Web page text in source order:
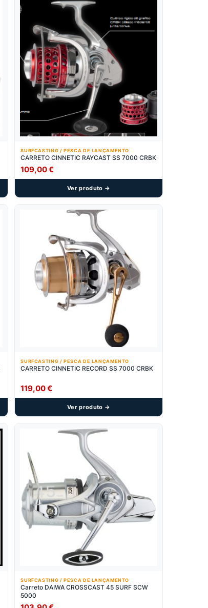
SURFCASTING / PESCA DE LANÇAMENTO
CARRETO CINNETIC RAYCAST SS 7000 CRBK
109,00€
Ver produto →
SURFCASTING / PESCA DE LANÇAMENTO
CARRETO CINNETIC RECORD SS 7000 CRBK
119,00€
Ver produto →
SURFCASTING / PESCA DE LANÇAMENTO
Carreto DAIWA CROSSCAST 45 SURF SCW
5000